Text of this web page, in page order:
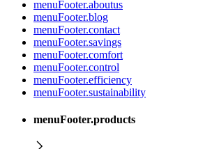
menuFooter.aboutus
menuFooter.blog
menuFooter.contact
menuFooter.savings
menuFooter.comfort
menuFooter.control
menuFooter.efficiency
menuFooter.sustainability
menuFooter.products